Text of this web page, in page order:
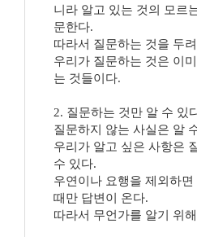
니라 알고 있는 것의 모르
문한다.
따라서 질문하는 것을 두
우리가 질문하는 것은 이
는 것들이다.
2. 질문하는 것만 알 수 있
질문하지 않는 사실은 알
우리가 알고 싶은 사항은
수 있다.
우연이나 요행을 제외하
때만 답변이 온다.
따라서 무언가를 알기 위